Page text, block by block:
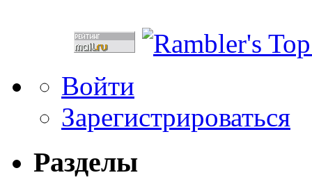
Войти
Зарегистрироваться
Разделы